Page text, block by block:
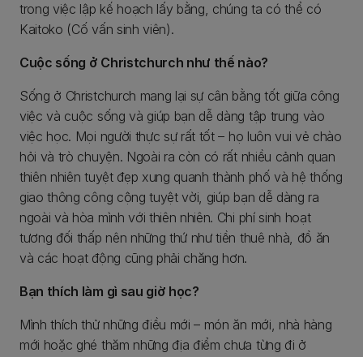
trong việc lập kế hoạch lấy bằng, chúng ta có thể có
Kaitoko (Cố vấn sinh viên).
Cuộc sống ở Christchurch như thế nào?
Sống ở Christchurch mang lại sự cân bằng tốt giữa công
việc và cuộc sống và giúp bạn dễ dàng tập trung vào
việc học. Mọi người thực sự rất tốt – họ luôn vui vẻ chào
hỏi và trò chuyện. Ngoài ra còn có rất nhiều cảnh quan
thiên nhiên tuyệt đẹp xung quanh thành phố và hệ thống
giao thông công cộng tuyệt vời, giúp bạn dễ dàng ra
ngoài và hòa mình với thiên nhiên. Chi phí sinh hoạt
tương đối thấp nên những thứ như tiền thuê nhà, đồ ăn
và các hoạt động cũng phải chăng hơn.
Bạn thích làm gì sau giờ học?
Mình thích thử những điều mới – món ăn mới, nhà hàng
mới hoặc ghé thăm những địa điểm chưa từng đi ở